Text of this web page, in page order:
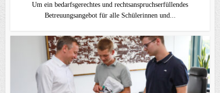
Um ein bedarfsgerechtes und rechtsanspruchserfüllendes
Betreuungsangebot für alle Schülerinnen und...